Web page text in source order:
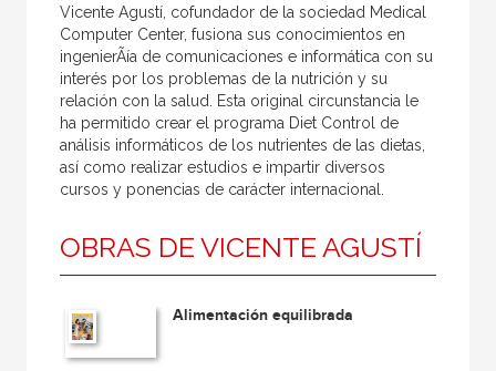
Coordinador
Editor
Editora
Escritor
Escritora
Prologuista
Traductora
Vicente Agustí­, cofundador de la sociedad Medical
Computer Center, fusiona sus conocimientos en
ingenierÃía de comunicaciones e informática con su
interés por los problemas de la nutrición y su
relación con la salud. Esta original circunstancia le
ha permitido crear el programa Diet Control de
análisis informáticos de los nutrientes de las dietas,
así­ como realizar estudios e impartir diversos
cursos y ponencias de carácter internacional.
OBRAS DE VICENTE AGUSTÍ
Alimentación equilibrada